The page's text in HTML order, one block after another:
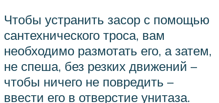
Чтобы устранить засор с помощью
сантехнического троса, вам
необходимо размотать его, а затем,
не спеша, без резких движений –
чтобы ничего не повредить –
ввести его в отверстие унитаза.